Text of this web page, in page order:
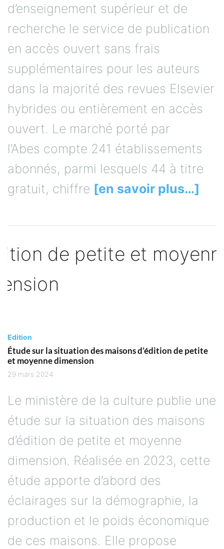
d’enseignement supérieur et de
recherche le service de publication
en accès ouvert sans frais
supplémentaires pour les auteurs
dans la majorité des revues Elsevier
hybrides ou entièrement en accès
ouvert. Le marché porté par
l’Abes compte 241 établissements
abonnés, parmi lesquels 44 à titre
gratuit, chiffre [en savoir plus…]
Edition
Étude sur la situation des maisons d’édition de petite
et moyenne dimension
29 mars 2024
Le ministère de la culture publie une
étude sur la situation des maisons
d’édition de petite et moyenne
dimension. Réalisée en 2023, cette
étude apporte d’abord des
éclairages sur la démographie, la
production et le poids économique
de ces maisons. Elle propose